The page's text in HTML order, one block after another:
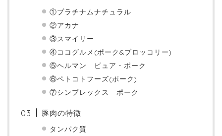
①プラチナムナチュラル
②アカナ
③スマイリー
④ココグルメ(ポーク&ブロッコリー)
⑤ヘルマン ピュア・ポーク
⑥ペトコトフーズ(ポーク)
⑦シンプレックス ポーク
豚肉の特徴
タンパク質